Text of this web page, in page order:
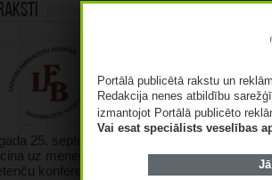
25. septembrī
uz menedžmenta
konferenci Rīgā!
ražotāja “Tonus
apgrozījums pērn
samazinājies par
06/08/2026
Portālā publicētā rakstu un
Redakcija nenes atbildību
izmantojot Portālā publicēto
Vai esat speciālists veselības
Jā